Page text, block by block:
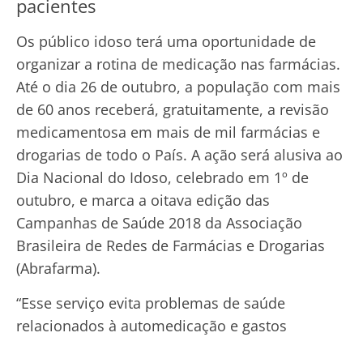
pacientes
Os público idoso terá uma oportunidade de
organizar a rotina de medicação nas farmácias.
Até o dia 26 de outubro, a população com mais
de 60 anos receberá, gratuitamente, a revisão
medicamentosa em mais de mil farmácias e
drogarias de todo o País. A ação será alusiva ao
Dia Nacional do Idoso, celebrado em 1º de
outubro, e marca a oitava edição das
Campanhas de Saúde 2018 da Associação
Brasileira de Redes de Farmácias e Drogarias
(Abrafarma).
“Esse serviço evita problemas de saúde
relacionados à automedicação e gastos